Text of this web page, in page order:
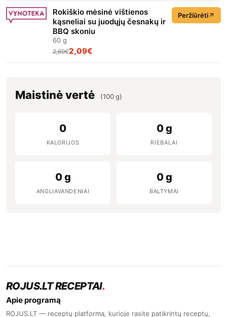
Rokiškio mėsinė vištienos
kąsneliai su juodųjų česnakų ir
BBQ skoniu
60 g
2,69€2,09€
Peržiūrėti
Maistinė vertė (100 g)
0
KALORIJOS
0 g
RIEBALAI
0 g
ANGLIAVANDENIAI
0 g
BALTYMAI
ROJUS.LT RECEPTAI.
Apie programą
ROJUS.LT — receptų platforma, kurioje rasite patikrintų receptų,